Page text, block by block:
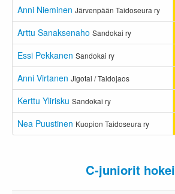
Anni Nieminen Järvenpään Taidoseura ry
Arttu Sanaksenaho Sandokai ry
Essi Pekkanen Sandokai ry
Anni Virtanen Jigotai / Taidojaos
Kerttu Ylirisku Sandokai ry
Nea Puustinen Kuopion Taidoseura ry
C-juniorit hokei